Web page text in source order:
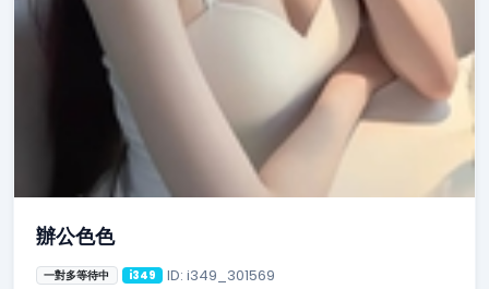
辦公色色
一對多等待中 i349 ID: i349_301569